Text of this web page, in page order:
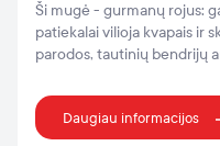
Ši mugė - gurmanų rojus:
patiekalai vilioja kvapais ir
parodos, tautinių bendrijų
Daugiau informacijos